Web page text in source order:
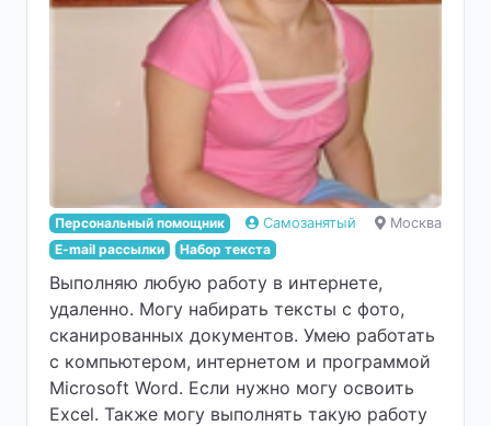
Самозанятый Москва
Персональный помощник
E-mail рассылки
Набор текста
Выполняю любую работу в интернете,
удаленно. Могу набирать тексты с фото,
сканированных документов. Умею работать
с компьютером, интернетом и программой
Microsoft Word. Если нужно могу освоить
Excel. Также могу выполнять такую работу